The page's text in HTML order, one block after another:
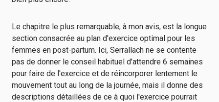
Le chapitre le plus remarquable, à mon avis, est la longue
section consacrée au plan d'exercice optimal pour les
femmes en post-partum. Ici, Serrallach ne se contente
pas de donner le conseil habituel d'attendre 6 semaines
pour faire de l'exercice et de réincorporer lentement le
mouvement tout au long de la journée, mais il donne des
descriptions détaillées de ce à quoi l'exercice pourrait